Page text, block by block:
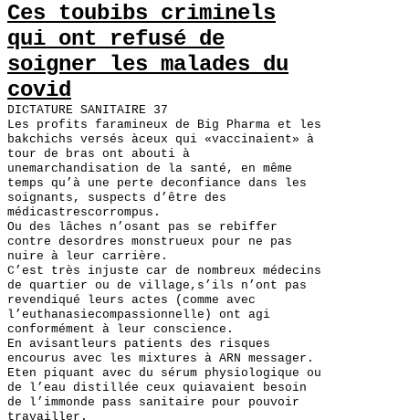
Ces toubibs criminels
qui ont refusé de
soigner les malades du
covid
DICTATURE SANITAIRE 37
Les profits faramineux de Big Pharma et les
bakchichs versés àceux qui «vaccinaient» à
tour de bras ont abouti à
unemarchandisation de la santé, en même
temps qu’à une perte deconfiance dans les
soignants, suspects d’être des
médicastrescorrompus.
Ou des lâches n’osant pas se rebiffer
contre desordres monstrueux pour ne pas
nuire à leur carrière.
C’est très injuste car de nombreux médecins
de quartier ou de village,s’ils n’ont pas
revendiqué leurs actes (comme avec
l’euthanasiecompassionnelle) ont agi
conformément à leur conscience.
En avisantleurs patients des risques
encourus avec les mixtures à ARN messager.
Eten piquant avec du sérum physiologique ou
de l’eau distillée ceux quiavaient besoin
de l’immonde pass sanitaire pour pouvoir
travailler.